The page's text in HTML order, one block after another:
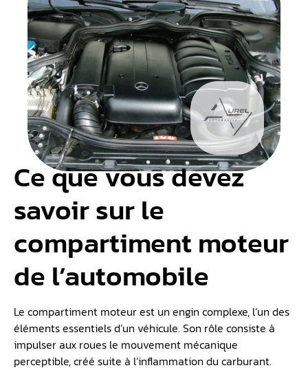
Ce que vous devez
savoir sur le
compartiment moteur
de l’automobile
Le compartiment moteur est un engin complexe, l’un des
éléments essentiels d’un véhicule. Son rôle consiste à
impulser aux roues le mouvement mécanique
perceptible, créé suite à l’inflammation du carburant.